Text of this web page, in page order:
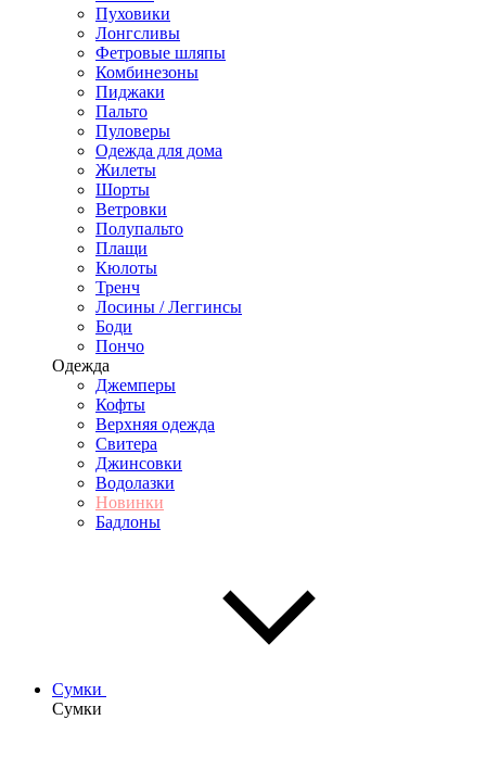
Пуховики
Лонгсливы
Фетровые шляпы
Комбинезоны
Пиджаки
Пальто
Пуловеры
Одежда для дома
Жилеты
Шорты
Ветровки
Полупальто
Плащи
Кюлоты
Тренч
Лосины / Леггинсы
Боди
Пончо
Одежда
Джемперы
Кофты
Верхняя одежда
Свитера
Джинсовки
Водолазки
Новинки
Бадлоны
Сумки
Сумки